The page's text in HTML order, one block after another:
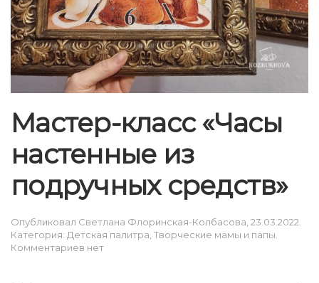
Мастер-класс «Часы
настенные из
подручных средств»
Опубликовал Светлана Флоринская-Колбасова 23.03.2022
Категория: Детская палитра Творческие мамы и папы
Комментариев кнет